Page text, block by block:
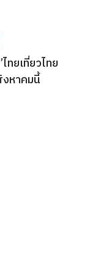
ทยเที่ยวไทย
หาคมนี้